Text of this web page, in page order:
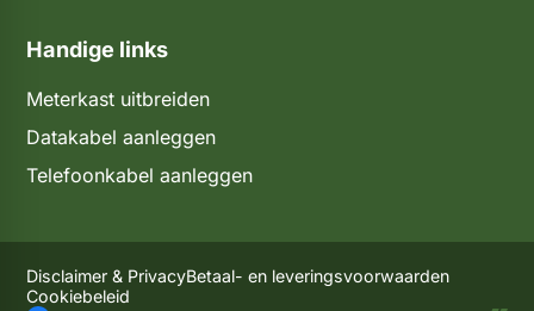
Handige links
Meterkast uitbreiden​​
Datakabel aanleggen
Telefoonkabel aanleggen
Disclaimer & PrivacyBetaal- en leveringsvoorwaarden
Cookiebeleid